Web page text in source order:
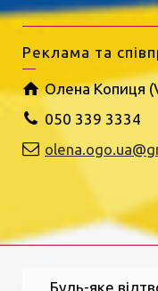
Реклама та
Олена Копиця
050 339 3334
Будь-яке